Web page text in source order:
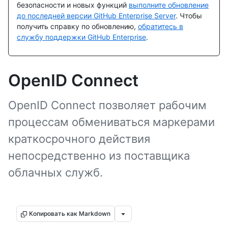
безопасности и новых функций выполните обновление
до последней версии GitHub Enterprise Server. Чтобы
получить справку по обновлению, обратитесь в
службу поддержки GitHub Enterprise.
OpenID Connect
OpenID Connect позволяет рабочим
процессам обмениваться маркерами
краткосрочного действия
непосредственно из поставщика
облачных служб.
Копировать как Markdown